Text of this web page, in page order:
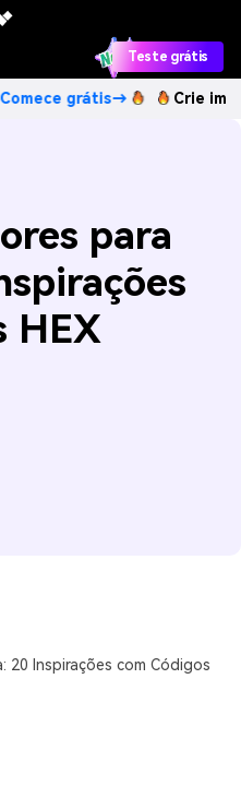
Teste grátis
Crie imagens com
para
HEX
20 Inspirações com Códigos